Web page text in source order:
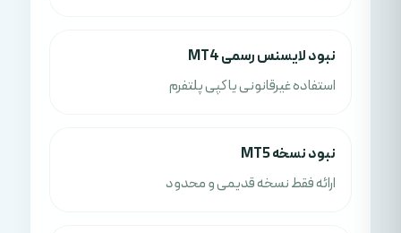
نبود لایسنس رسمی MT4
استفاده غیرقانونی یا کپی پلتفرم
نبود نسخه MT5
ارائه فقط نسخه قدیمی و محدود